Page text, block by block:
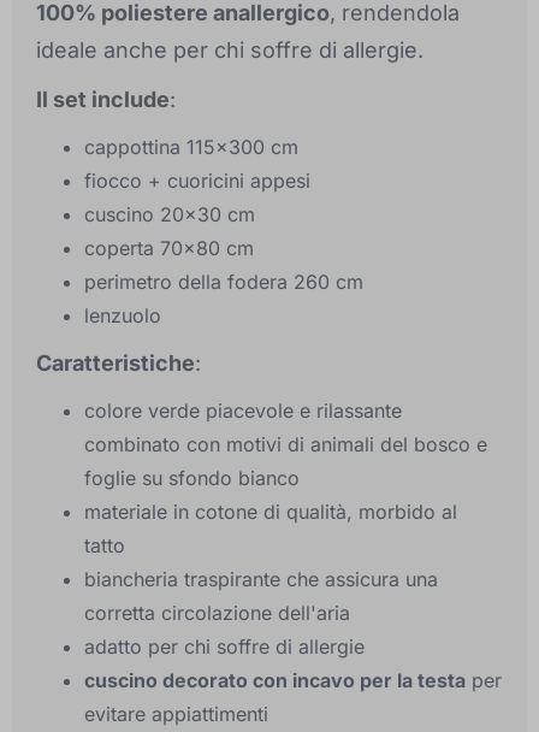
100% poliestere anallergico, rendendola
ideale anche per chi soffre di allergie.
Il set include:
cappottina 115x300 cm
fiocco + cuoricini appesi
cuscino 20x30 cm
coperta 70x80 cm
perimetro della fodera 260 cm
lenzuolo
Caratteristiche:
colore verde piacevole e rilassante
combinato con motivi di animali del bosco e
foglie su sfondo bianco
materiale in cotone di qualità, morbido al
tatto
biancheria traspirante che assicura una
corretta circolazione dell'aria
adatto per chi soffre di allergie
cuscino decorato con incavo per la testa per
evitare appiattimenti